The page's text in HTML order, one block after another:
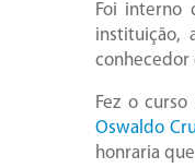
Foi interno
instituição,
conhecedor
Fez o
Oswaldo
honraria